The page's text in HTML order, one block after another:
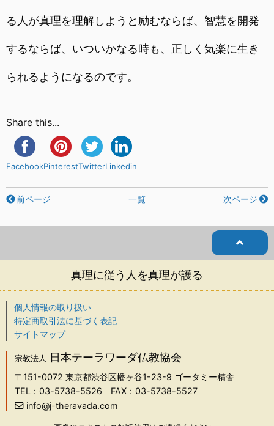
る人が真理を理解しようと励むならば、智慧を開発
するならば、いついかなる時も、正しく気楽に生き
られるようになるのです。
Share this...
FacebookPinterestTwitterLinkedin
前ページ 一覧 次ページ
真理に従う人を真理が護る
個人情報の取り扱い
特定商取引法に基づく表記
サイトマップ
宗教法人 日本テーラワーダ仏教協会
〒151-0072 東京都渋谷区幡ヶ谷1-23-9 ゴータミー精舎
TEL：03-5738-5526 FAX：03-5738-5527
info@j-theravada.com